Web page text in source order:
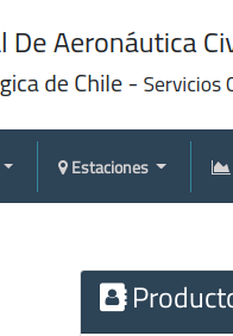
Estaciones